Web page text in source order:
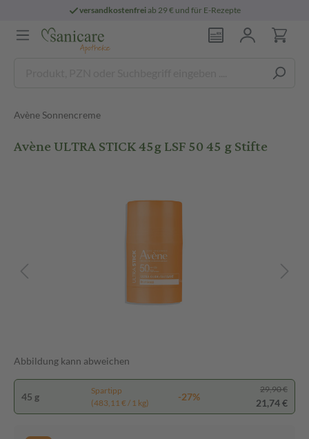
versandkostenfreiab 29 € und für E-Rezepte
Avène Sonnencreme
Avène ULTRA STICK 45g LSF 50 45 g Stifte
Abbildung kann abweichen
45 g
Spartipp
(483,11 € / 1 kg)
-27%
29,90 €
21,74 €